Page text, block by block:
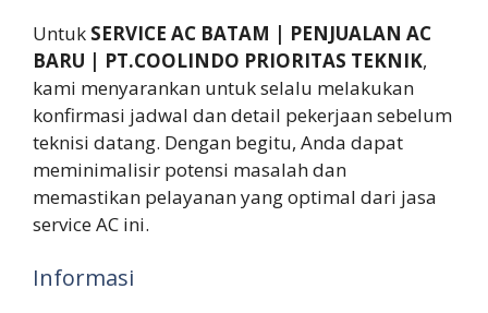
Untuk SERVICE AC BATAM | PENJUALAN AC
BARU | PT.COOLINDO PRIORITAS TEKNIK,
kami menyarankan untuk selalu melakukan
konfirmasi jadwal dan detail pekerjaan sebelum
teknisi datang. Dengan begitu, Anda dapat
meminimalisir potensi masalah dan
memastikan pelayanan yang optimal dari jasa
service AC ini.
Informasi